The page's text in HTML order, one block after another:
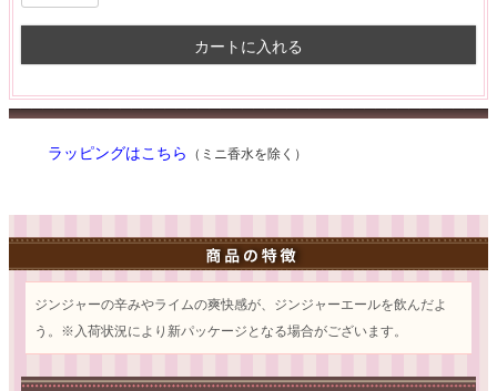
カートに入れる
ラッピングはこちら （ミニ香水を除く）
ジンジャーの辛みやライムの爽快感が、ジンジャーエールを飲んだよ
う。※入荷状況により新パッケージとなる場合がございます。